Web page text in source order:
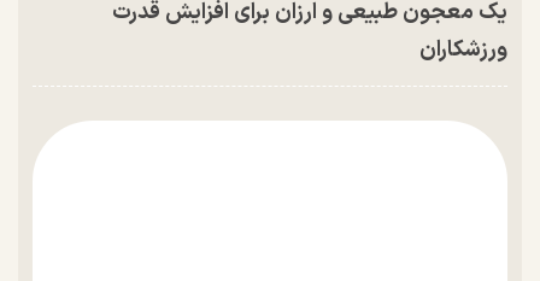
یک معجون طبیعی و ارزان برای افزایش قدرت
ورزشکاران